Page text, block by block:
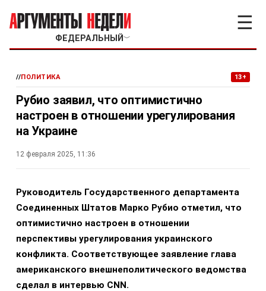
ФЕДЕРАЛЬНЫЙ ﹀
☰
//ПОЛИТИКА 13+
Рубио заявил, что оптимистично
настроен в отношении урегулирования
на Украине
12 февраля 2025, 11:36
Руководитель Государственного департамента
Соединенных Штатов Марко Рубио отметил, что
оптимистично настроен в отношении
перспективы урегулирования украинского
конфликта. Соответствующее заявление глава
американского внешнеполитического ведомства
сделал в интервью CNN.